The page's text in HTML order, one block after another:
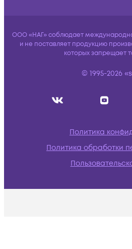
ООО «НАГ» соблюдает
и не поставляет продукцию
которых запрещает
© 1995-2026
Политика
Политика обработки